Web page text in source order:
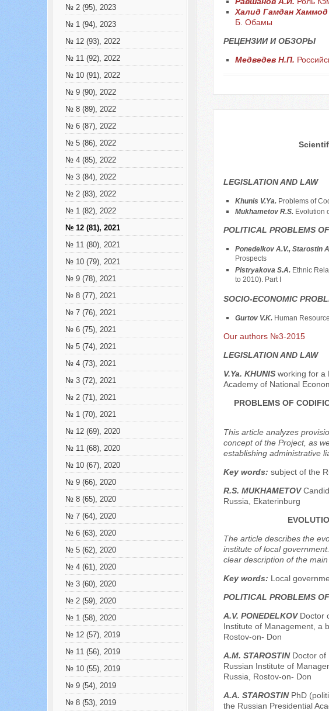
№ 2 (95), 2023
№ 1 (94), 2023
№ 12 (93), 2022
№ 11 (92), 2022
№ 10 (91), 2022
№ 9 (90), 2022
№ 8 (89), 2022
№ 6 (87), 2022
№ 5 (86), 2022
№ 4 (85), 2022
№ 3 (84), 2022
№ 2 (83), 2022
№ 1 (82), 2022
№ 12 (81), 2021
№ 11 (80), 2021
№ 10 (79), 2021
№ 9 (78), 2021
№ 8 (77), 2021
№ 7 (76), 2021
№ 6 (75), 2021
№ 5 (74), 2021
№ 4 (73), 2021
№ 3 (72), 2021
№ 2 (71), 2021
№ 1 (70), 2021
№ 12 (69), 2020
№ 11 (68), 2020
№ 10 (67), 2020
№ 9 (66), 2020
№ 8 (65), 2020
№ 7 (64), 2020
№ 6 (63), 2020
№ 5 (62), 2020
№ 4 (61), 2020
№ 3 (60), 2020
№ 2 (59), 2020
№ 1 (58), 2020
№ 12 (57), 2019
№ 11 (56), 2019
№ 10 (55), 2019
№ 9 (54), 2019
№ 8 (53), 2019
Халид Гамдан
Б. Обамы
РЕЦЕНЗИИ И ОБЗОРЫ
Медведев Н.П.
LEGISLATION AND LAW
Khunis V.Ya. Problems of
Mukhametov R.S. Evolution
POLITICAL PROBLEMS
Ponedelkov A.V., Starostin
Prospects
Pistryakova S.A. Ethnic
to 2010). Part I
SOCIO-ECONOMIC
Gurtov V.K. Human
Our authors №3-2015
LEGISLATION AND LAW
V.Ya. KHUNISworking for a
Academy of National
PROBLEMS OF
This article analyzes
concept of the Project, as
establishing administrative
Key words: subject of the
R.S. MUKHAMETOV
Russia, Ekaterinburg
The article describes the
institute of local
clear description of the
Key words: Local
POLITICAL PROBLEMS
A.V. PONEDELKOVDoctor
Institute of Management, a
Rostov-on- Don
A.M. STAROSTINDoctor of
Russian Institute of
Russia, Rostov-on- Don
А.А. STAROSTINPhD
the Russian Presidential